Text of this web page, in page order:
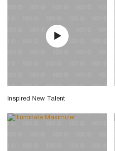
Inspired New Talent